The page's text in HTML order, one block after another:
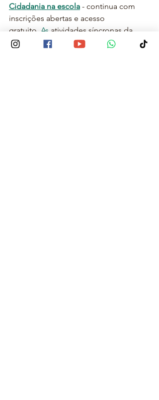
Cidadania na escola - continua com
inscrições abertas e acesso
gratuito. As atividades síncronas da
formação são transmitidas entre 20 a 27